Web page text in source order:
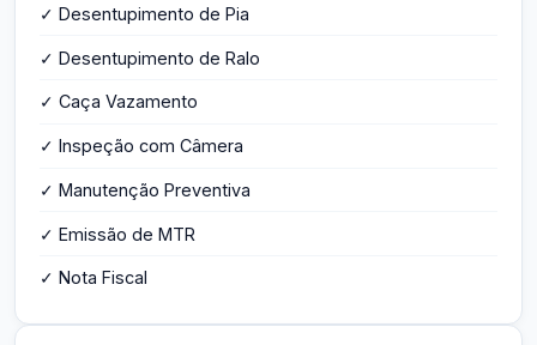
✓ Desentupimento de Pia
✓ Desentupimento de Ralo
✓ Caça Vazamento
✓ Inspeção com Câmera
✓ Manutenção Preventiva
✓ Emissão de MTR
✓ Nota Fiscal